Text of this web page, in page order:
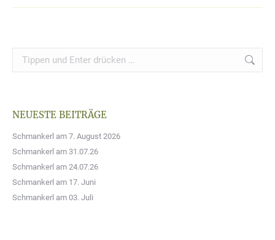
NEUESTE BEITRÄGE
Schmankerl am 7. August 2026
Schmankerl am 31.07.26
Schmankerl am 24.07.26
Schmankerl am 17. Juni
Schmankerl am 03. Juli